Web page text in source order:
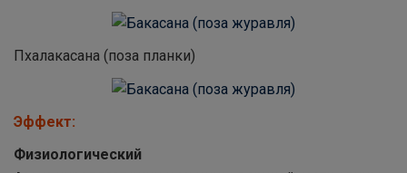
Пхалакасана (поза планки)
Эффект:
Физиологический